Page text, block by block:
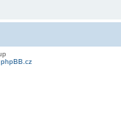
phpBB.cz